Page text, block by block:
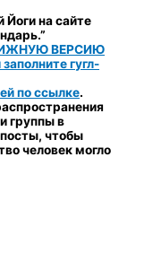
Йоги на сайте
ВЕРСИЮ
гугл-
по ссылке.
группы в
чтобы
человек могло